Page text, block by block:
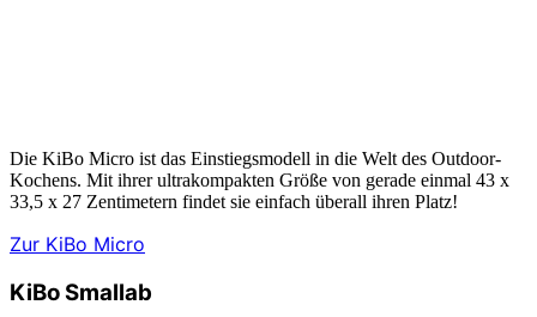
Die KiBo Micro ist das Einstiegsmodell in die Welt des Outdoor-
Kochens. Mit ihrer ultrakompakten Größe von gerade einmal 43 x
33,5 x 27 Zentimetern findet sie einfach überall ihren Platz!
Zur KiBo Micro
KiBo Smallab